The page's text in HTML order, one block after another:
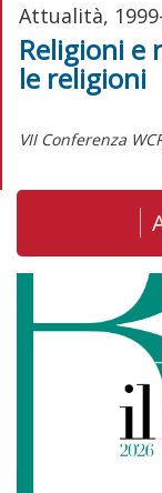
Attualità,
Religioni e
le religioni
VII Conferenza